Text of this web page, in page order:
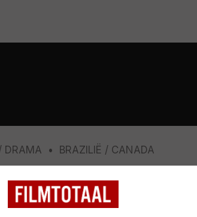
DRAMA BRAZILIË CANADA
/ 31 2,6/ 15